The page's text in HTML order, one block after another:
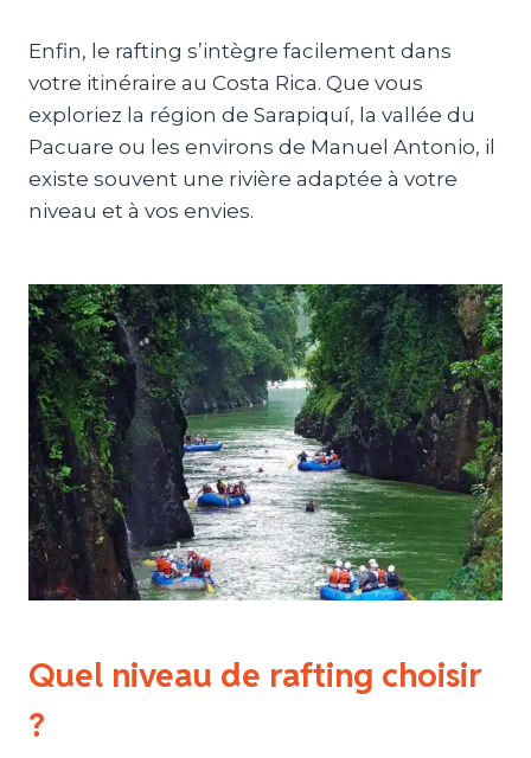
Enfin, le rafting s’intègre facilement dans
votre itinéraire au Costa Rica. Que vous
exploriez la région de Sarapiquí, la vallée du
Pacuare ou les environs de Manuel Antonio, il
existe souvent une rivière adaptée à votre
niveau et à vos envies.
Quel niveau de rafting choisir
?